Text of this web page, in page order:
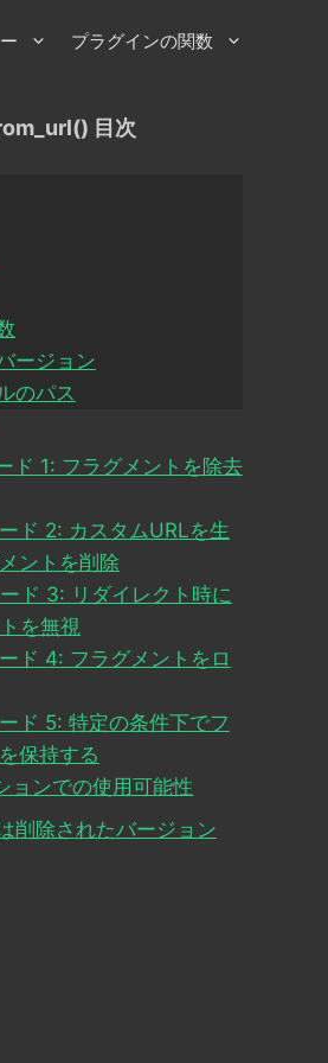
プラグインの関数
目次
ージョン
のパス
ド 1: フラグメントを除去
ド 2: カスタムURLを生
ントを削除
ド 3: リダイレクト時に
を無視
ド 4: フラグメントをロ
ド 5: 特定の条件下でフ
保持する
ョンでの使用可能性
削除されたバージョン